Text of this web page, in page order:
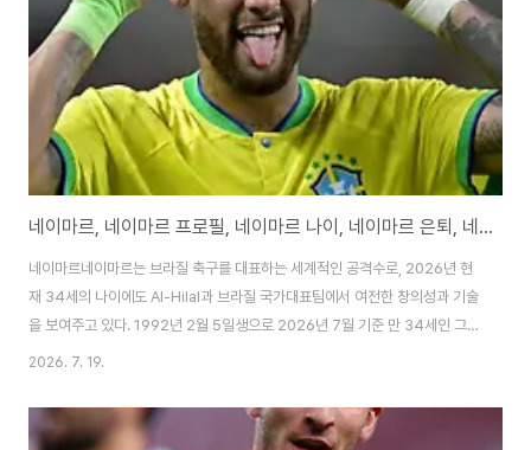
네이마르, 네이마르 프로필, 네이마르 나이, 네이마르 은퇴, 네이마르 연봉
네이마르네이마르는 브라질 축구를 대표하는 세계적인 공격수로, 2026년 현
재 34세의 나이에도 Al-Hilal과 브라질 국가대표팀에서 여전한 창의성과 기술
을 보여주고 있다. 1992년 2월 5일생으로 2026년 7월 기준 만 34세인 그
는 2023년 PSG에서 Al-Hilal로 이적한 후 사우디 프로리그에서 득점왕 경쟁
표팀의 에이스로 출전해 조별리그에서 여러 골과 환상적인 드리블을 선보이며
팀의 16강 진출에 기여했다. Santos 유스 출신으로 Barcelona, PSG를 거
2026. 7. 19.